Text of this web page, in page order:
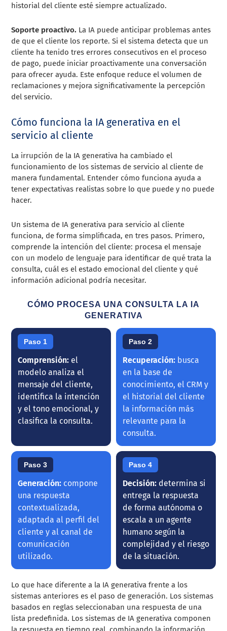
historial del cliente esté siempre actualizado.
Soporte proactivo. La IA puede anticipar problemas antes
de que el cliente los reporte. Si el sistema detecta que un
cliente ha tenido tres errores consecutivos en el proceso
de pago, puede iniciar proactivamente una conversación
para ofrecer ayuda. Este enfoque reduce el volumen de
reclamaciones y mejora significativamente la percepción
del servicio.
Cómo funciona la IA generativa en el
servicio al cliente
La irrupción de la IA generativa ha cambiado el
funcionamiento de los sistemas de servicio al cliente de
manera fundamental. Entender cómo funciona ayuda a
tener expectativas realistas sobre lo que puede y no puede
hacer.
Un sistema de IA generativa para servicio al cliente
funciona, de forma simplificada, en tres pasos. Primero,
comprende la intención del cliente: procesa el mensaje
con un modelo de lenguaje para identificar de qué trata la
consulta, cuál es el estado emocional del cliente y qué
información adicional podría necesitar.
CÓMO PROCESA UNA CONSULTA LA IA
GENERATIVA
Paso 1
Comprensión:el
modelo analiza el
mensaje del cliente,
identifica la intención
y el tono emocional, y
clasifica la consulta.
Paso 2
Recuperación:busca
en la base de
conocimiento, el CRM y
el historial del cliente
la información más
relevante para la
consulta.
Paso 3
Generación:compone
una respuesta
contextualizada,
adaptada al perfil del
cliente y al canal de
comunicación
utilizado.
Paso 4
Decisión:determina si
entrega la respuesta
de forma autónoma o
escala a un agente
humano según la
complejidad y el riesgo
de la situación.
Lo que hace diferente a la IA generativa frente a los
sistemas anteriores es el paso de generación. Los sistemas
basados en reglas seleccionaban una respuesta de una
lista predefinida. Los sistemas de IA generativa componen